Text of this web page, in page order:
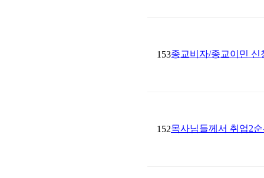
153종교비자/종교이민 신
152목사님들께서 취업2